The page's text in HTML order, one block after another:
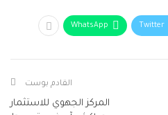
Twitter
WhatsApp
القادم بوست
المركز الجهوي للاستثمار